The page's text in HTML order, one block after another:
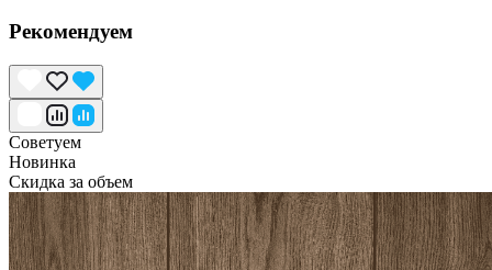
Рекомендуем
Советуем
Новинка
Скидка за объем